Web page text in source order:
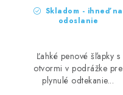
Skladom - ihneď na
odoslanie
Ľahké penové šľapky s
otvormi v podrážke pre
plynulé odtekanie...